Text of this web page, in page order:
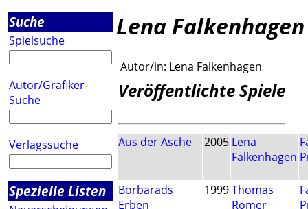
Suche
Spielsuche
Autor/Grafiker-
Suche
Verlagssuche
Spezielle Listen
Lena Falkenhagen
Autor/in: Lena Falkenhagen
Veröffentlichte Spiele
Aus der Asche 2005 Lena
Falkenhagen
Borbarads
Erben
1999Thomas
Römer